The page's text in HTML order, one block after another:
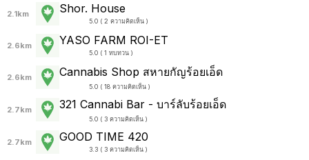
2.1km Shor. House
5.0 ( 2 ความคิดเห็น )
2.6km YASO FARM ROI-ET
5.0 ( 1 ทบทวน )
2.6km Cannabis Shop สหายกัญร้อยเอ็ด
5.0 ( 18 ความคิดเห็น )
2.7km 321 Cannabi Bar - บาร์ลับร้อยเอ็ด
5.0 ( 3 ความคิดเห็น )
2.7km GOOD TIME 420
3.3 ( 3 ความคิดเห็น )